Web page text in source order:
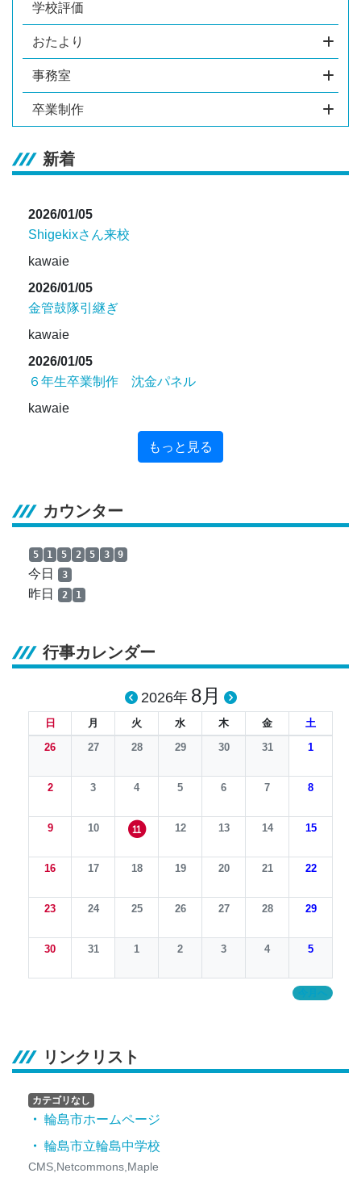
学校評価
おたより
事務室
卒業制作
新着
2026/01/05
Shigekixさん来校
kawaie
2026/01/05
金管鼓隊引継ぎ
kawaie
2026/01/05
６年生卒業制作 沈金パネル
kawaie
もっと見る
カウンター
5 1 5 2 5 3 9
今日 3
昨日 2 1
行事カレンダー
2026年 8月
日 月 火 水 木 金
土
26
27 28 29 30 31 1
2 3 4 5 6 7 8
9 10 11 12 13 14 15
16 17 18 19 20 21 22
23 24 25 26 27 28 29
30 31 1 2 3 4 5
リンクリスト
カテゴリなし
輪島市ホームページ
輪島市立輪島中学校
CMS,Netcommons,Maple